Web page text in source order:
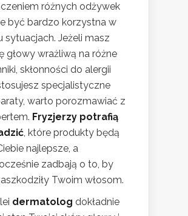
różnych odżywek
być bardzo korzystna w
sytuacjach. Jeżeli masz
głowy wrażliwą na różne
skłonności do alergii
specjalistyczne
warto porozmawiać z
Fryzjerzy potrafią
, które produkty będą
najlepsze, a
zadbają o to, by
Twoim włosom.
dermatolog dokładnie